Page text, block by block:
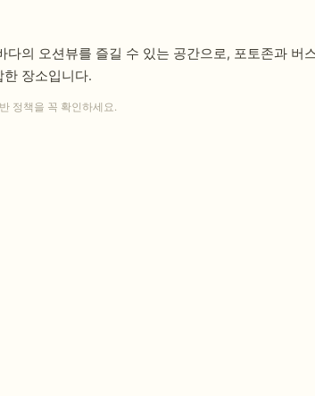
의 오션뷰를 즐길 수 있는 공간으로, 포토존과 버
장소입니다.
정책을 꼭 확인하세요.